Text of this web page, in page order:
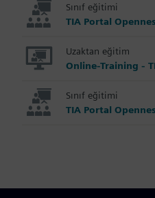
Sınıf eğitimi
TIA Portal
Uzaktan eğitim
Online-Training -
Sınıf eğitimi
TIA Portal